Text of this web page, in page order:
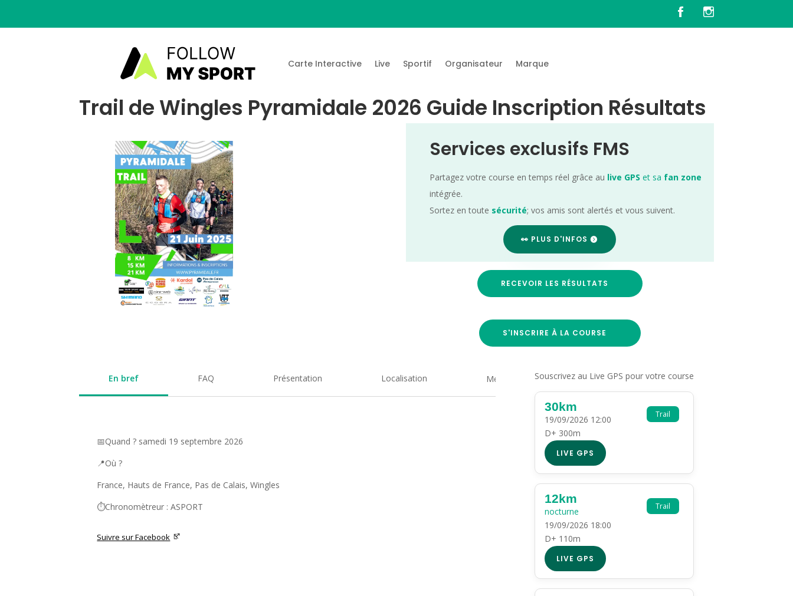
Carte Interactive Live Sportif Organisateur Marque
Trail de Wingles Pyramidale 2026 Guide Inscription Résultats
Services exclusifs FMS
Partagez votre course en temps réel grâce au live GPS et sa fan zone
intégrée.
Sortez en toute sécurité; vos amis sont alertés et vous suivent.
👀 PLUS D'INFOS
RECEVOIR LES RÉSULTATS
S'INSCRIRE À LA COURSE
En bref FAQ Présentation Localisation Medias
📅Quand ? samedi 19 septembre 2026
📍Où ?
France, Hauts de France, Pas de Calais, Wingles
⏱️Chronomètreur : ASPORT
Suivre sur Facebook
Souscrivez au Live GPS pour votre course
Trail
30km
19/09/2026 12:00
D+ 300m
LIVE GPS
Trail
12km
nocturne
19/09/2026 18:00
D+ 110m
LIVE GPS